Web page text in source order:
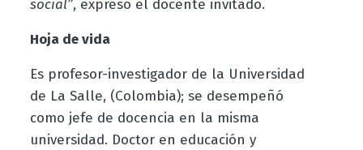
social”, expresó el docente invitado.
Hoja de vida
Es profesor-investigador de la Universidad
de La Salle, (Colombia); se desempeñó
como jefe de docencia en la misma
universidad. Doctor en educación y